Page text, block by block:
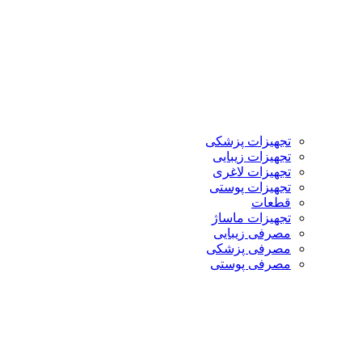
تجهیزات پزشکی
تجهیزات زیبایی
تجهیزات لاغری
تجهیزات پوستی
قطعات
تجهیزات ماساژ
مصرفی زیبایی
مصرفی پزشکی
مصرفی پوستی